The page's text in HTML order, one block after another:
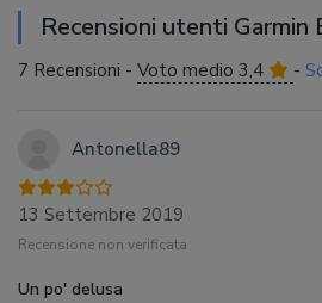
Recensioni utenti Garmin
7 Recensioni - Voto medio 3,4 -
Antonella89
13 Settembre 2019
Recensione non verificata
Un po' delusa